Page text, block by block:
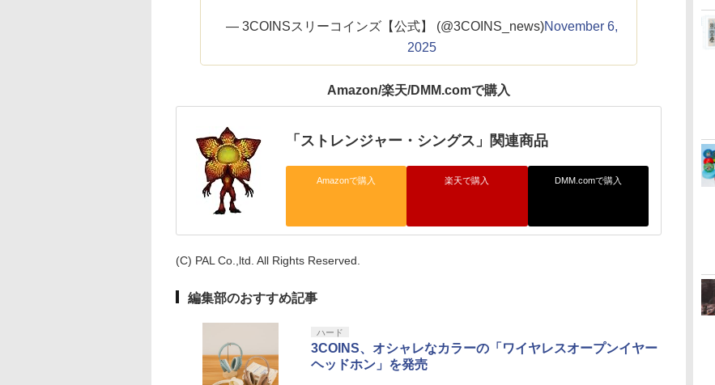
— 3COINSスリーコインズ【公式】 (@3COINS_news)November 6,
2025
Amazon/楽天/DMM.comで購入
「ストレンジャー・シングス」関連商品
Amazonで購入 楽天で購入 DMM.comで購入
(C) PAL Co.,ltd. All Rights Reserved.
編集部のおすすめ記事
ハード
3COINS、オシャレなカラーの「ワイヤレスオープンイヤー
ヘッドホン」を発売